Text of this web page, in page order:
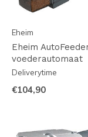
Eheim
Eheim
voederautomaat
Deliverytime
€104,90